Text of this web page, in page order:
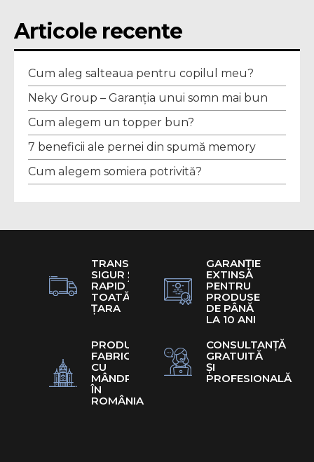
Articole recente
Cum aleg salteaua pentru copilul meu?
Neky Group – Garanția unui somn mai bun
Cum alegem un topper bun?
7 beneficii ale pernei din spumă memory
Cum alegem somiera potrivită?
TRANSPORT
SIGUR ȘI
RAPID ÎN
TOATĂ
ȚARA
GARANȚIE
EXTINSĂ
PENTRU
PRODUSE
DE PÂNĂ
LA 10 ANI
PRODUSE
FABRICATE
CU
MÂNDRIE
ÎN
ROMÂNIA
CONSULTANȚĂ
GRATUITĂ
ȘI
PROFESIONALĂ